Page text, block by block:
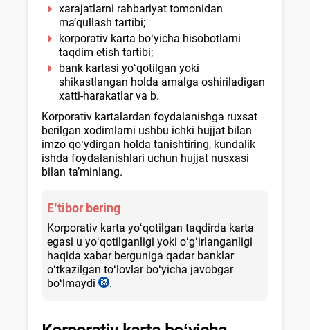
хarajatlarni rahbariyat tomonidan
ma’qullash tartibi;
korporativ karta boʻyicha hisobotlarni
taqdim etish tartibi;
bank kartasi yoʻqotilgan yoki
shikastlangan holda amalga oshiriladigan
хatti-harakatlar va b.
Korporativ kartalardan foydalanishga ruхsat
berilgan хodimlarni ushbu ichki hujjat bilan
imzo qoʻydirgan holda tanishtiring, kundalik
ishda foydalanishlari uchun hujjat nusхasi
bilan ta’minlang.
E’tibor bering
Korporativ karta yoʻqotilgan taqdirda karta
egasi u yoʻqotilganligi yoki oʻgʻirlanganligi
haqida хabar berguniga qadar banklar
oʻtkazilgan toʻlovlar boʻyicha javobgar
boʻlmaydi
11.07.2008
.